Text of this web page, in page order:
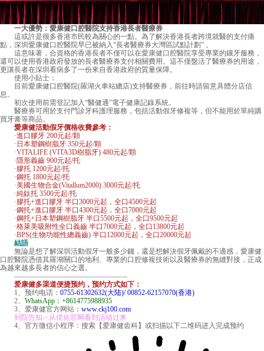
一大優勢：愛康健口腔醫院支持香港長者醫療券
這或許是很多香港市民較為關心的一點。為了解決香港長者跨境就醫的支付痛
點，深圳愛康健口腔醫院早已被納入“長者醫療券大灣區試點計劃” 。
這意味著，合資格的香港長者不僅可以在愛康健口腔醫院享受專業的鑲牙服務，
還可以使用香港政府發放的長者醫療券支付相關費用。這不僅盤活了醫療券的用途，
更讓長者在深圳看病多了一份來自香港政府的質量保障。
使用小貼士：
目前愛康健口腔醫院(羅湖火車站總店)支持醫療券，前往時請留意具體分店信
息。
初次使用前需登記加入“醫健通”電子健康記錄系統。
醫療券可用於支付門診牙科護理服務，包括活動假牙修複等，但不能用於單純購
買牙膏等商品。
愛康健活動假牙價格收費參考：
·進口膠牙 200元起/顆
·日本塑鋼樹脂牙 350元起/顆
·VITALIFE (VITA3D樹脂牙) 480元起/顆
·隱形義齒 900元起/托
·膠托 1200元起/托
·鋼托 1800元起/托
·美國生物合金(Vitallum2000) 3000元起/托
·純鈦托 3500元起/托
·膠托+進口膠牙 半口3000元起，全口4500元起
·鋼托+進口膠牙 半口4300元起，全口7000元起
·鋼托+日本塑鋼樹脂牙 半口5500元起，全口9500元起
·格萊美吸附性全口義齒 半口7000元起，全口13800元起
·BPS(生物功能性總義齒) 半口12000元起，全口20000元起
結語
無論是想了解深圳活動假牙一般多少錢，還是想解決假牙佩戴的不適感，愛康健
口腔醫院憑借其羅湖關口的地利、專業的口腔修複技術以及醫療券的無縫對接，正成
為越來越多長者的信心之選。
————————————————
爱康健多渠道便捷预约，预约方式如下：
1、预约电话： 0755-61302632(大陆)/ 00852-62157070(香港)
2、 WhatsApp：+8614775988935
3、爱康健官方网站： www.ckj100.com
到院告知->从优化官网看到活动过来
4、官方微信小程序：搜索【爱康健齿科】或扫描以下二维码进入完成预约